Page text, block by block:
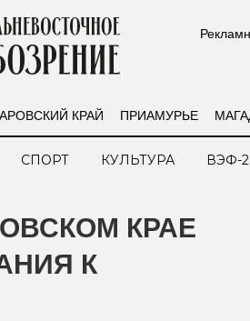
КРАЙ ПРИАМУРЬЕ
СПОРТ КУЛЬТУРА ВЭФ-
КРАЕ
К